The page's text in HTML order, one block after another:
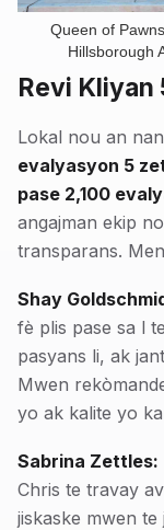
Queen of
Hillsborough
Revi Kliyan
Lokal nou an
evalyasyon 5
pase 2,100
angajman ekip
transparans.
Shay
fè plis pase sa l
pasyans li, ak
Mwen
yo ak kalite yo
Sabrina Zettles:
Chris te travay
jiskaske mwen